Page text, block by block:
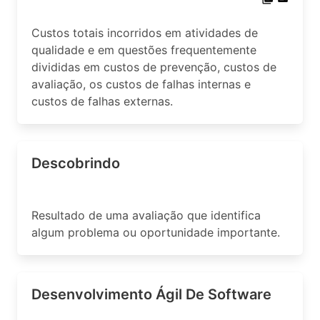
Custos totais incorridos em atividades de
qualidade e em questões frequentemente
divididas em custos de prevenção, custos de
avaliação, os custos de falhas internas e
custos de falhas externas.
Descobrindo
Resultado de uma avaliação que identifica
algum problema ou oportunidade importante.
Desenvolvimento Ágil De Software